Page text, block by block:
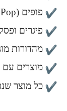
פופים (Funko Pop)
פיגרים
מהדורות
מוצרים עם
כל מוצר